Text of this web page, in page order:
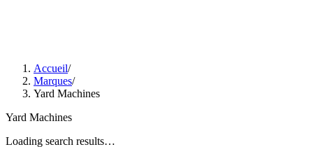
Accueil/
Marques/
Yard Machines
Yard Machines
Loading search results…